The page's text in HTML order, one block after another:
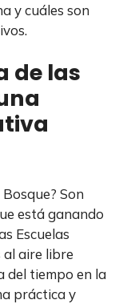
y cuáles son
de las
Son
está ganando
Escuelas
al aire libre
del tiempo en la
práctica y